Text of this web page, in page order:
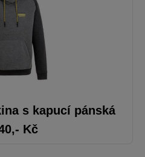
s kapucí pánská
,- Kč